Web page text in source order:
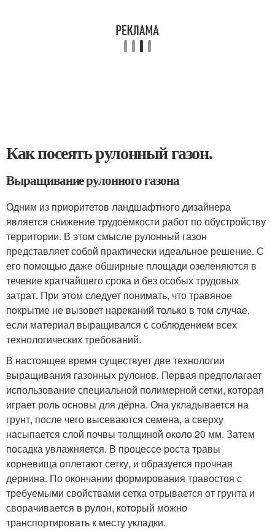
Как посеять рулонный газон.
Выращивание рулонного газона
Одним из приоритетов ландшафтного дизайнера
является снижение трудоёмкости работ по обустройству
территории. В этом смысле рулонный газон
представляет собой практически идеальное решение. С
его помощью даже обширные площади озеленяются в
течение кратчайшего срока и без особых трудовых
затрат. При этом следует понимать, что травяное
покрытие не вызовет нареканий только в том случае,
если материал выращивался с соблюдением всех
технологических требований.
В настоящее время существует две технологии
выращивания газонных рулонов. Первая предполагает
использование специальной полимерной сетки, которая
играет роль основы для дёрна. Она укладывается на
грунт, после чего высеваются семена, а сверху
насыпается слой почвы толщиной около 20 мм. Затем
посадка увлажняется. В процессе роста травы
корневища оплетают сетку, и образуется прочная
дернина. По окончании формирования травостоя с
требуемыми свойствами сетка отрывается от грунта и
сворачивается в рулон, который можно
транспортировать к месту укладки.